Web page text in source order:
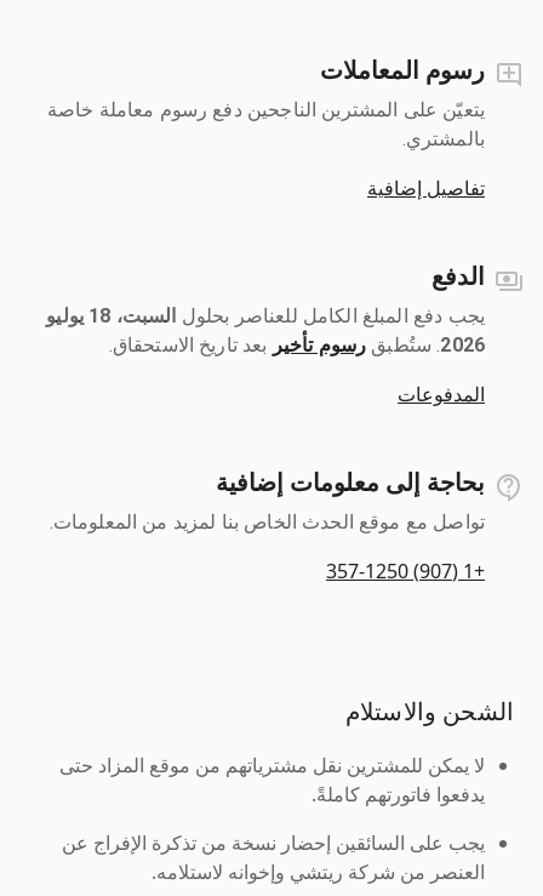
رسوم المعاملات
يتعيّن على المشترين الناجحين دفع رسوم معاملة خاصة
بالمشتري.
تفاصيل إضافية
الدفع
يجب دفع المبلغ الكامل للعناصر بحلول ‎
السبت، 18 يوليو
2026
رسوم تأخير بعد تاريخ الاستحقاق.
المدفوعات
بحاجة إلى معلومات إضافية
تواصل مع موقع الحدث الخاص بنا لمزيد من المعلومات.
+1 (907) 357-1250
الشحن والاستلام
لا يمكن للمشترين نقل مشترياتهم من موقع المزاد حتى
يدفعوا فاتورتهم كاملةً.
يجب على السائقين إحضار نسخة من تذكرة الإفراج عن
العنصر من شركة ريتشي وإخوانه لاستلامه.